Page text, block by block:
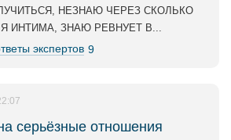
НЕЗНАЮ ЧЕРЕЗ СКОЛЬКО
ИНТИМА, ЗНАЮ РЕВНУЕТ В...
экспертов 9
серьёзные отношения